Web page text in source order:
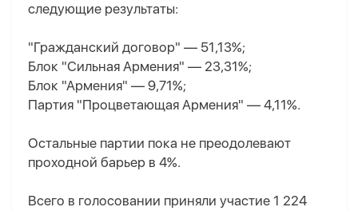
следующие результаты:
"Гражданский договор" — 51,13%;
Блок "Сильная Армения" — 23,31%;
Блок "Армения" — 9,71%;
Партия "Процветающая Армения" — 4,11%.
Остальные партии пока не преодолевают
проходной барьер в 4%.
Всего в голосовании приняли участие 1 224